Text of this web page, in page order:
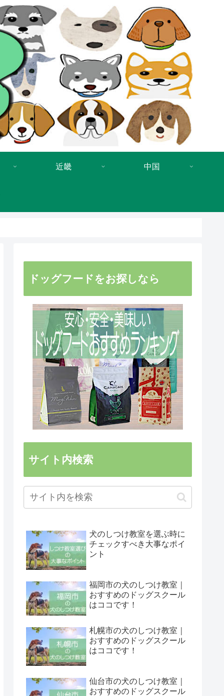
近畿 中国
ドッグフードをお探しなら
サイト内検索
犬のしつけ教室を選ぶ時に
チェックすべき大事なポイ
ント
福岡市の犬のしつけ教室｜
おすすめのドッグスクール
はココです！
札幌市の犬のしつけ教室｜
おすすめのドッグスクール
はココです！
仙台市の犬のしつけ教室｜
おすすめのドッグスクール